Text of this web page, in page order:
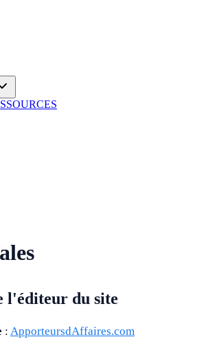
l'éditeur du site
: ApporteursdAffaires.com